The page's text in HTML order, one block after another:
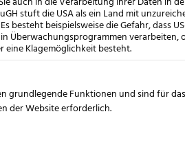
auf einer Startseite gut
stuft die USA als ein Land mit
besteht beispielsweise die Gefahr, dass
Überwachungsprogrammen verarbeiten,
eine Klagemöglichkeit besteht.
Gruppen, für die eine
grundlegende Funktionen und sind für das
der Website erforderlich.